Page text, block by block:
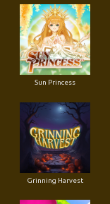
Sun Princess
Grinning Harvest